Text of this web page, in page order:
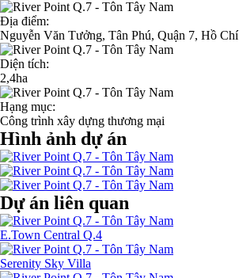
Địa điểm:
Nguyễn Văn Tưởng, Tân Phú, Quận 7, Hồ
Diện tích:
2,4ha
Hạng mục:
Công trình xây dựng thương mại
Hình ảnh dự án
Dự án liên quan
E.Town Central Q.4
Serenity Sky Villa